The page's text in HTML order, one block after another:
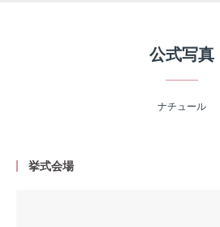
公式写真
ナチュール
挙式会場